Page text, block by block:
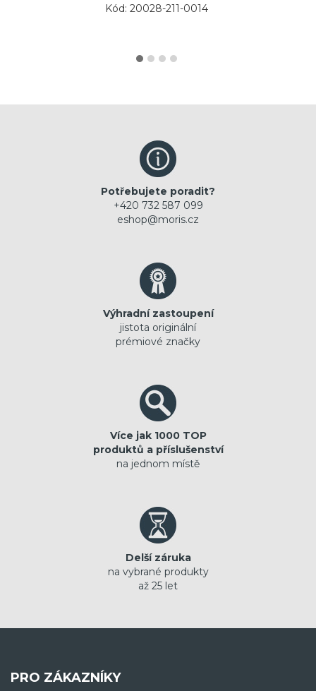
Kód: 20028-211-0014
Potřebujete poradit?
+420 732 587 099
eshop@moris.cz
Výhradní zastoupení
jistota originální
prémiové značky
Více jak 1000 TOP
produktů a příslušenství
na jednom místě
Delší záruka
na vybrané produkty
až 25 let
PRO ZÁKAZNÍKY